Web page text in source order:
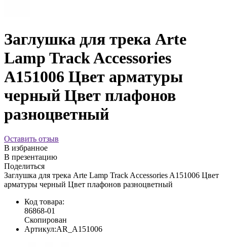
Заглушка для трека Arte
Lamp Track Accessories
A151006 Цвет арматуры
черный Цвет плафонов
разноцветный
Оставить отзыв
В избранное
В презентацию
Поделиться
Заглушка для трека Arte Lamp Track Accessories A151006 Цвет
арматуры черный Цвет плафонов разноцветный
Код товара:
86868-01
Скопирован
Артикул:AR_A151006